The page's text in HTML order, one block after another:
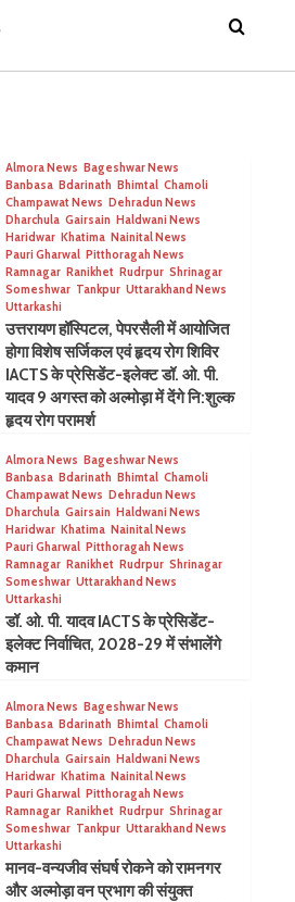
Almora News Bageshwar News
Banbasa Bdarinath Bhimtal Chamoli
Champawat News Dehradun News
Dharchula Gairsain Haldwani News
Haridwar Khatima Nainital News
Pauri Gharwal Pitthoragah News
Ramnagar Ranikhet Rudrpur Shrinagar
Someshwar Tankpur Uttarakhand News
Uttarkashi
उत्तरायण हॉस्पिटल, पेपरसैली में आयोजित
होगा विशेष सर्जिकल एवं हृदय रोग शिविर
IACTS के प्रेसिडेंट-इलेक्ट डॉ. ओ. पी.
यादव 9 अगस्त को अल्मोड़ा में देंगे नि:शुल्क
हृदय रोग परामर्श
Almora News Bageshwar News
Banbasa Bdarinath Bhimtal Chamoli
Champawat News Dehradun News
Dharchula Gairsain Haldwani News
Haridwar Khatima Nainital News
Pauri Gharwal Pitthoragah News
Ramnagar Ranikhet Rudrpur Shrinagar
Someshwar Uttarakhand News
Uttarkashi
डॉ. ओ. पी. यादव IACTS के प्रेसिडेंट-
इलेक्ट निर्वाचित, 2028-29 में संभालेंगे
कमान
Almora News Bageshwar News
Banbasa Bdarinath Bhimtal Chamoli
Champawat News Dehradun News
Dharchula Gairsain Haldwani News
Haridwar Khatima Nainital News
Pauri Gharwal Pitthoragah News
Ramnagar Ranikhet Rudrpur Shrinagar
Someshwar Tankpur Uttarakhand News
Uttarkashi
मानव-वन्यजीव संघर्ष रोकने को रामनगर
और अल्मोड़ा वन प्रभाग की संयुक्त